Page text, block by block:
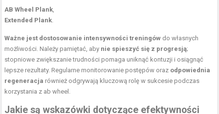
AB Wheel Plank
Extended Plank
Ważne jest dostosowanie intensywności treningów do własnych
możliwości. Należy pamiętać, aby nie spieszyć się z progresją;
stopniowe zwiększanie trudności pomaga uniknąć kontuzji i osiągnąć
lepsze rezultaty. Regularne monitorowanie postępów oraz odpowiednia
regeneracja również odgrywają kluczową rolę w sukcesie podczas
korzystania z ab wheel.
Jakie są wskazówki dotyczące efektywności